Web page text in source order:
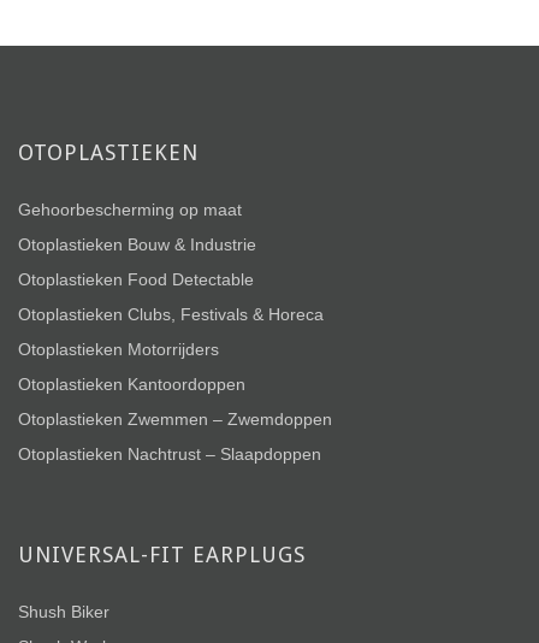
OTOPLASTIEKEN
Gehoorbescherming op maat
Otoplastieken Bouw & Industrie
Otoplastieken Food Detectable
Otoplastieken Clubs, Festivals & Horeca
Otoplastieken Motorrijders
Otoplastieken Kantoordoppen
Otoplastieken Zwemmen – Zwemdoppen
Otoplastieken Nachtrust – Slaapdoppen
UNIVERSAL-FIT EARPLUGS
Shush Biker